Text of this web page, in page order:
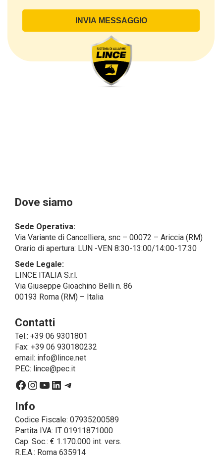
di contatto, così come altri dati necessari ai fini della
fatturazione, come l’indirizzo). Con riferimento a
questi ultimi, cogliamo l’occasione per
sottolineare che i dati delle persone fisiche sono
sempre qualificati come personali, mentre le persone
giuridiche sono in via generale escluse
dal campo di applicazione del GDPR (artt. 1 e 4 del
Alcuni segmenti dell’attività richiesta potrebbero
l’espletamento di alcune attività determinate a
società esterne che presentano le garanzie richieste
dal GDPR, abilitandole e a compiere
operazioni determinate per conto di LINCE ITALIA e
conformemente alle istruzioni fornite da
quest’ultima sulla base di specifico accordo per la
gestione dei dati.
• Il trattamento di dati personali si compone di tutte le
operazioni necessarie per finalità di servizio, ossia
per consentire a LINCE
ITALIA di erogare il servizio richiesto, spedire i
prodotti acquistati, fornirle le informazioni relative a
posti in capo a LINCE ITALIA dalla legge. In questo
con l’adempimento di obblighi legali,
è il consenso espresso dall’interessato.
• Un trattamento ulteriore che può essere realizzato
da LINCE ITALIA – solo se espressamente
autorizzata dall’interessato prestando
Dove siamo
Sede Operativa:
Via Variante di Cancelliera, snc – 00072 – Ariccia (RM)
Orario di apertura: LUN -VEN 8:30-13:00/14:00-17:30
Sede Legale:
LINCE ITALIA S.r.l.
Via Giuseppe Gioachino Belli n. 86
00193 Roma (RM) – Italia
Contatti
Tel.: +39 06 9301801
Fax: +39 06 930180232
email: info@lince.net
PEC: lince@pec.it
Facebook
Instagram
YouTube
LinkedIn
Telegram
Info
Codice Fiscale: 07935200589
Partita IVA: IT 01911871000
Cap. Soc.: € 1.170.000 int. vers.
R.E.A.: Roma 635914